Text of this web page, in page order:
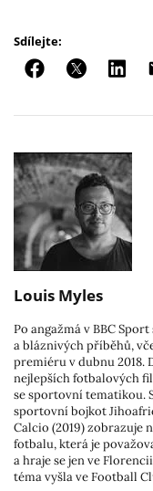
Sdílejte:
Louis Myles
Po angažmá v BBC
a bláznivých příběhů,
premiéru v dubnu 2018.
nejlepších fotbalových
se sportovní tematikou.
sportovní bojkot
Calcio (2019) zobrazuje
fotbalu, která je
a hraje se jen ve
téma vyšla ve Football